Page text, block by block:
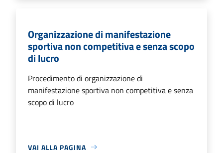
Organizzazione di manifestazione
sportiva non competitiva e senza scopo
di lucro
Procedimento di organizzazione di
manifestazione sportiva non competitiva e senza
scopo di lucro
VAI ALLA PAGINA